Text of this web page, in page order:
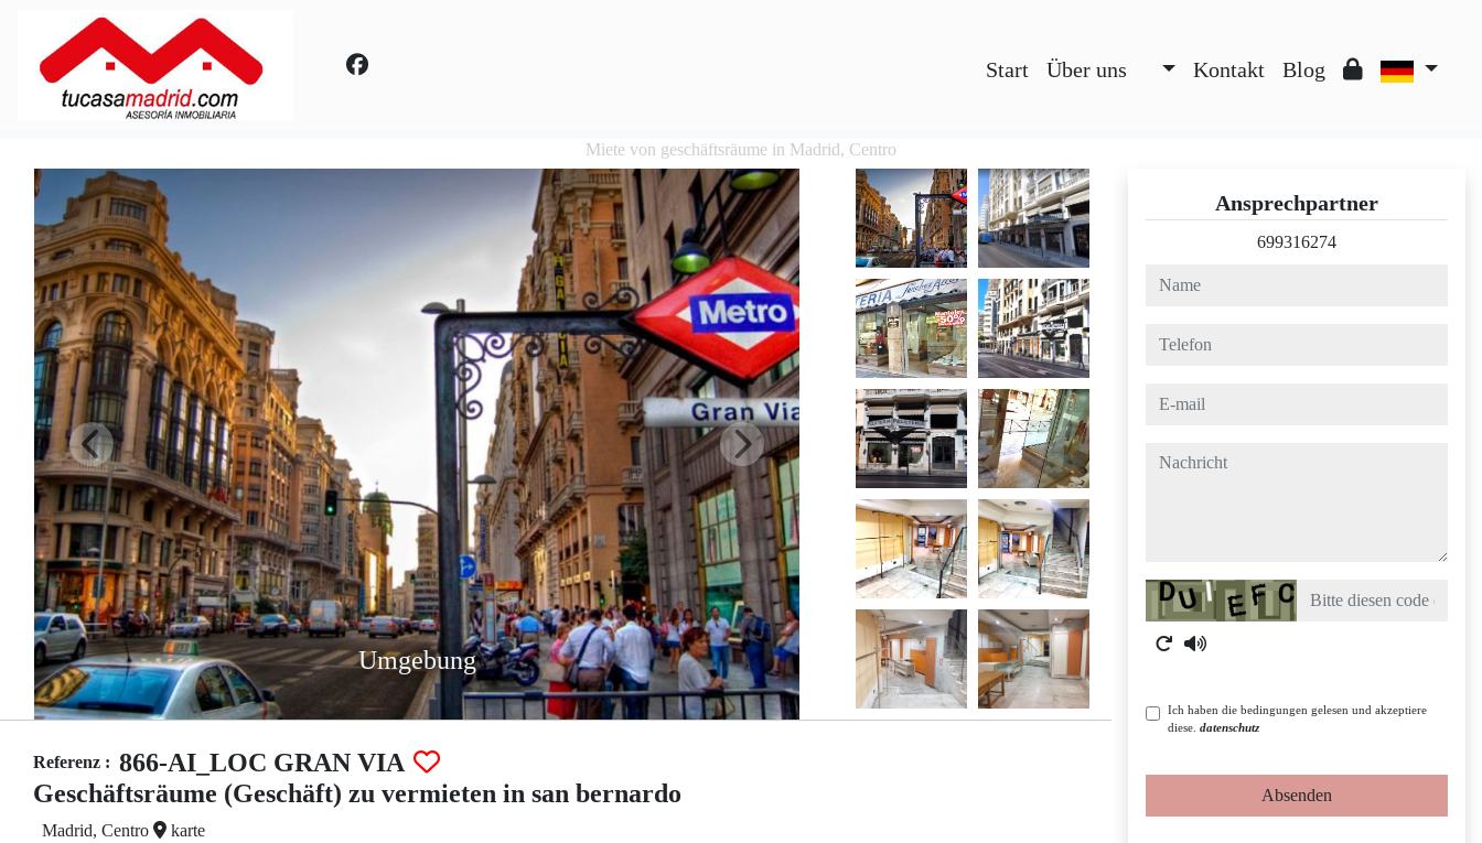
Start Über uns Kontakt Blog
Miete von geschäftsräume in Madrid, Centro
Umgebung
Referenz : 866-AI_LOC GRAN VIA
Geschäftsräume (Geschäft) zu vermieten in san bernardo
Madrid, Centro karte
Ansprechpartner
699316274
name
telefon
e-mail
nachricht
Captcha
Ich haben die bedingungen gelesen und akzeptiere
diese. datenschutz
Absenden